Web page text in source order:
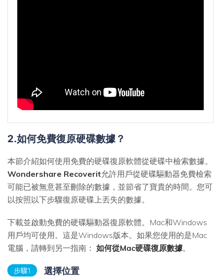
2.如何免費復原硬碟數據？
本節介紹如何使用免費的硬碟復原軟體從硬碟中檢索數據。
Wondershare Recoverit允許用戶從硬碟驅動器免費檢索
可能已被無意甚至刪除的數據，並節省了寶貴的時間。您可
以按照以下步驟復原硬碟上丟失的數據。
下載並啟動免費的硬碟驅動器復原軟體。Mac和Windows
用戶均可使用。這是Windows版本。如果您使用的是Mac
電腦，請轉到另一指南： 如何從Mac硬碟復原數據。
步驟1 選擇位置